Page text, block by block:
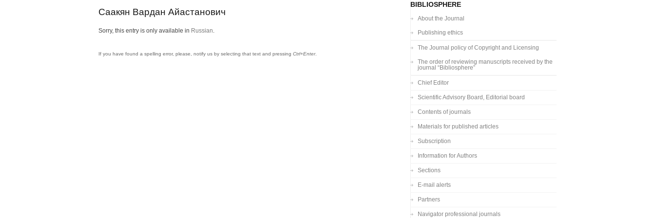
Саакян Вардан Айастанович
Sorry, this entry is only available in Russian.
If you have found a spelling error, please, notify us by selecting that text and pressing Ctrl+Enter.
BIBLIOSPHERE
About the Journal
Publishing ethics
The Journal policy of Copyright and Licensing
The order of reviewing manuscripts received by the
journal “Bibliosphere”
Chief Editor
Scientific Advisory Board, Editorial board
Contents of journals
Materials for published articles
Subscription
Information for Authors
Sections
E-mail alerts
Partners
Navigator professional journals